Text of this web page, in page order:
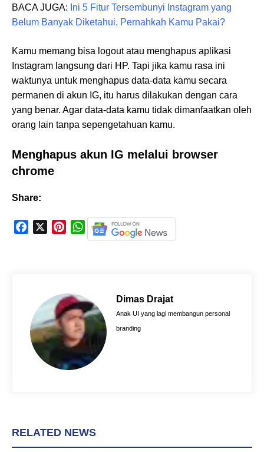
BACA JUGA: Ini 5 Fitur Tersembunyi Instagram yang
Belum Banyak Diketahui, Pernahkah Kamu Pakai?
Kamu memang bisa logout atau menghapus aplikasi
Instagram langsung dari HP. Tapi jika kamu rasa ini
waktunya untuk menghapus data-data kamu secara
permanen di akun IG, itu harus dilakukan dengan cara
yang benar. Agar data-data kamu tidak dimanfaatkan oleh
orang lain tanpa sepengetahuan kamu.
Menghapus akun IG melalui browser
chrome
Share:
k
r
e
s
t
W
h
A
p
Dimas Drajat
Anak UI yang lagi membangun personal
branding
RELATED NEWS